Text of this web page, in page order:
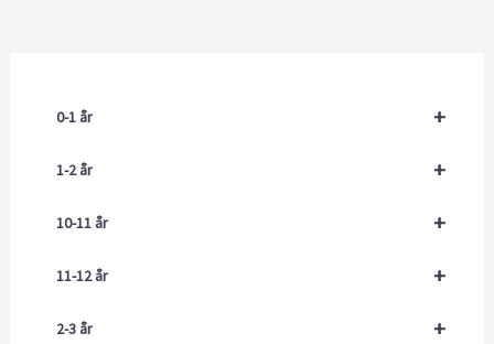
+
0-1 år
+
1-2 år
+
10-11 år
+
11-12 år
+
2-3 år